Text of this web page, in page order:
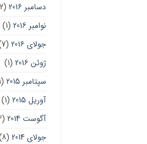
دسامبر 2016
(2)
نوامبر 2016
(1)
جولای 2016
(7)
ژوئن 2016
(1)
سپتامبر 2015
(1)
آوریل 2015
(1)
آگوست 2014
(4)
جولای 2014
(8)